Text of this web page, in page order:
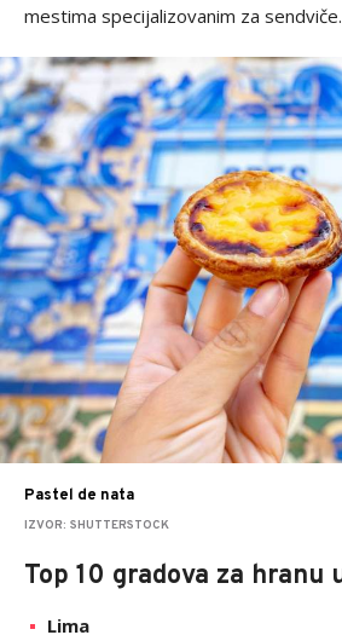
mestima specijalizovanim za sendviče.
Pastel de nata
IZVOR: SHUTTERSTOCK
Top 10 gradova za hranu
Lima